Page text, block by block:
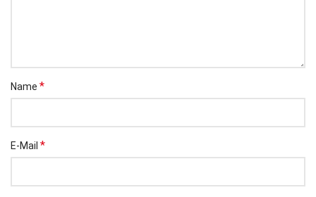
Name *
E-Mail *